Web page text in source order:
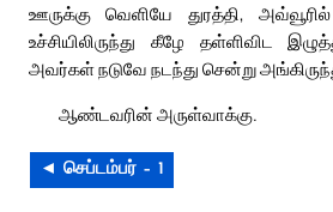
ஊருக்கு வெளியே துரத்தி,
உச்சியிலிருந்து கீழே தள்ளிவிட
அவர்கள் நடுவே நடந்து சென்று
ஆண்டவரின் அருள்வாக்கு.
◄ செப்டம்பர் – 1